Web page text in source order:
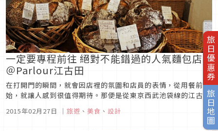
旅日優惠券
旅日地圖
一定要專程前往 絕對不能錯過的人氣麵包店
＠Parlour江古田
在打開門的瞬間，就會因店裡的氛圍和店員的表情，從用餐前開
始，就讓人感到很值得期待。那便是從東京西武池袋線的江古田
Cafe--Parlour江古田，也是附近的人氣商店。Parlour在法語
中是講話場所的意思，聽說店主原田浩次先生因為想經營用餐的
2015年02月27日 ｜ 旅遊 、 美食 、 設計